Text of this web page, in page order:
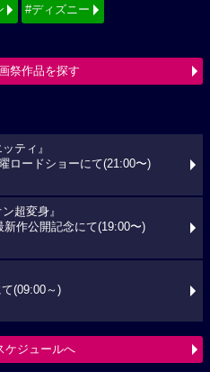
#ディズニー
祭作品を探す
ティ』
ロードショーにて(21:00〜)
超変身』
作公開記念にて(19:00〜)
(09:00～)
ケジュールへ